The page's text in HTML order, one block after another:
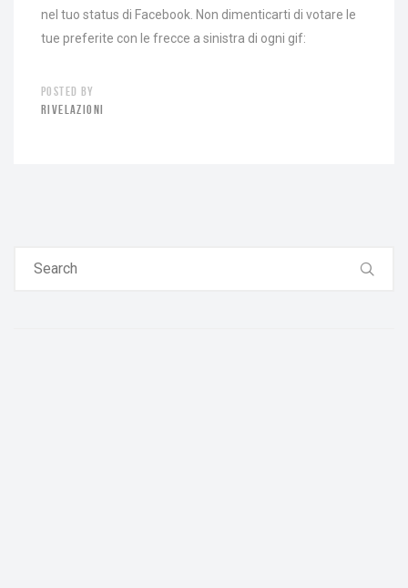
nel tuo status di Facebook. Non dimenticarti di votare le
tue preferite con le frecce a sinistra di ogni gif:
POSTED BY
RIVELAZIONI